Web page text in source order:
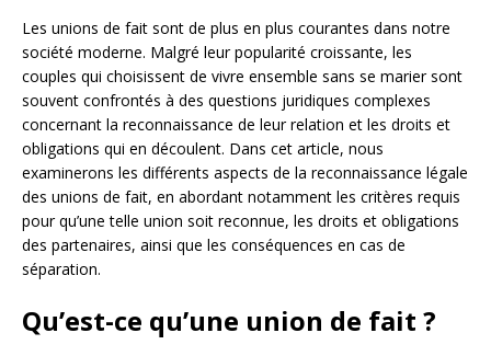
Les unions de fait sont de plus en plus courantes dans notre
société moderne. Malgré leur popularité croissante, les
couples qui choisissent de vivre ensemble sans se marier sont
souvent confrontés à des questions juridiques complexes
concernant la reconnaissance de leur relation et les droits et
obligations qui en découlent. Dans cet article, nous
examinerons les différents aspects de la reconnaissance légale
des unions de fait, en abordant notamment les critères requis
pour qu’une telle union soit reconnue, les droits et obligations
des partenaires, ainsi que les conséquences en cas de
séparation.
Qu’est-ce qu’une union de fait ?